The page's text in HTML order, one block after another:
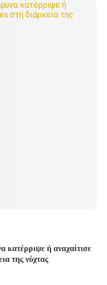
κατέρριψε ή αναχαίτισε
της νύχτας